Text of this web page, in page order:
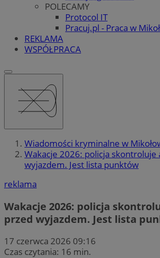
POLECAMY
Protocol IT
Pracuj.pl - Praca w
REKLAMA
WSPÓŁPRACA
Wiadomości kryminalne w
Wakacje 2026: policja
wyjazdem. Jest lista punktów
reklama
Wakacje 2026: policja
przed wyjazdem. Jest lista
17 czerwca 2026 09:16
Czas czytania: 16 min.